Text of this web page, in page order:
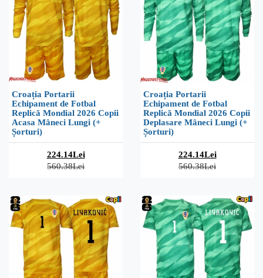
Croația Portarii
Echipament de Fotbal
Replică Mondial 2026 Copii
Acasa Mâneci Lungi (+
Șorturi)
224.14Lei
560.38Lei
Croația Portarii
Echipament de Fotbal
Replică Mondial 2026 Copii
Deplasare Mâneci Lungi (+
Șorturi)
224.14Lei
560.38Lei